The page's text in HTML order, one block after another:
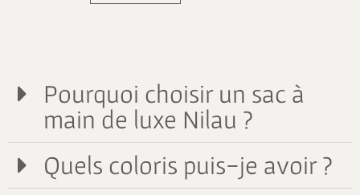
Pourquoi choisir un sac à
main de luxe Nilau ?
Quels coloris puis-je avoir ?